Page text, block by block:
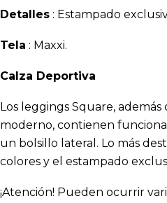
Detalles : Estampado
Tela : Maxxi.
Calza Deportiva
Los leggings Square,
moderno, contienen
un bolsillo lateral. Lo más
colores y el estampado
¡Atención! Pueden ocurrir